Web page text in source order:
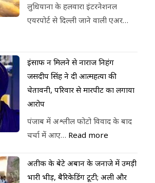
लुधियाना के हलवारा इंटरनेशनल
एयरपोर्ट से दिल्ली जाने वाली एअर…
इंसाफ न मिलने से नाराज निहंग
जसदीप सिंह ने दी आत्महत्या की
चेतावनी, परिवार से मारपीट का लगाया
आरोप
पंजाब में अश्लील फोटो विवाद के बाद
चर्चा में आए… Read more
अतीक के बेटे अबान के जनाजे में उमड़ी
भारी भीड़, बैरिकेडिंग टूटी; अली और